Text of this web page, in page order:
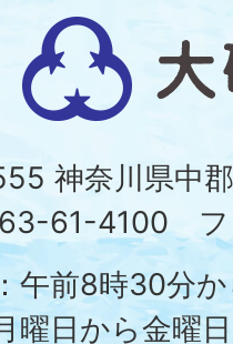
神奈川県中
61-4100
午前8時30分
曜日から金曜